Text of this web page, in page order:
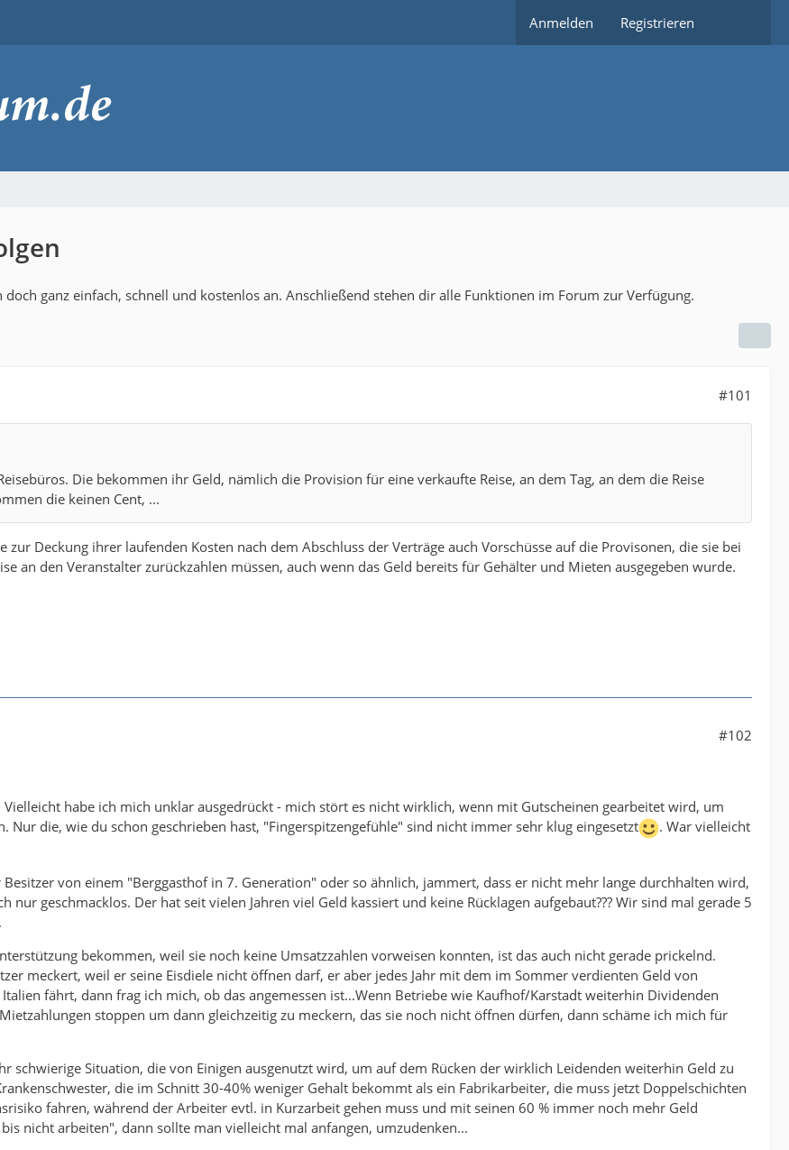
Anmelden Registrieren
ganz einfach, schnell und kostenlos an. Anschließend stehen dir alle Funktionen im Forum zur Verfügung.
#101
Die bekommen ihr Geld, nämlich die Provision für eine verkaufte Reise, an dem Tag, an dem die Reise
die keinen Cent, ...
zur Deckung ihrer laufenden Kosten nach dem Abschluss der Verträge auch Vorschüsse auf die Provisonen, die sie bei
an den Veranstalter zurückzahlen müssen, auch wenn das Geld bereits für Gehälter und Mieten ausgegeben wurde.
#102
habe ich mich unklar ausgedrückt - mich stört es nicht wirklich, wenn mit Gutscheinen gearbeitet wird, um
Nur die, wie du schon geschrieben hast, "Fingerspitzengefühle" sind nicht immer sehr klug eingesetzt
. War vielleicht
Besitzer von einem "Berggasthof in 7. Generation" oder so ähnlich, jammert, dass er nicht mehr lange durchhalten wird,
nur geschmacklos. Der hat seit vielen Jahren viel Geld kassiert und keine Rücklagen aufgebaut??? Wir sind mal gerade 5
bekommen, weil sie noch keine Umsatzzahlen vorweisen konnten, ist das auch nicht gerade prickelnd.
meckert, weil er seine Eisdiele nicht öffnen darf, er aber jedes Jahr mit dem im Sommer verdienten Geld von
fährt, dann frag ich mich, ob das angemessen ist...Wenn Betriebe wie Kaufhof/Karstadt weiterhin Dividenden
stoppen um dann gleichzeitig zu meckern, das sie noch nicht öffnen dürfen, dann schäme ich mich für
schwierige Situation, die von Einigen ausgenutzt wird, um auf dem Rücken der wirklich Leidenden weiterhin Geld zu
die im Schnitt 30-40% weniger Gehalt bekommt als ein Fabrikarbeiter, die muss jetzt Doppelschichten
fahren, während der Arbeiter evtl. in Kurzarbeit gehen muss und mit seinen 60 % immer noch mehr Geld
nicht arbeiten", dann sollte man vielleicht mal anfangen, umzudenken...